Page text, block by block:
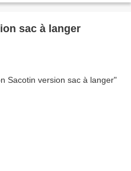
sac à langer